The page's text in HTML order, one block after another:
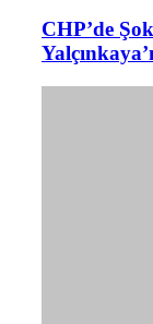
CHP’de